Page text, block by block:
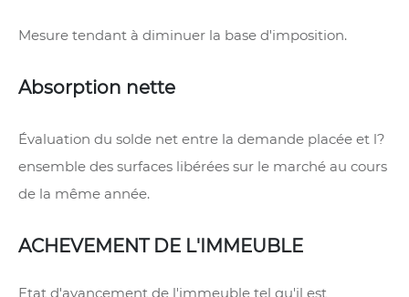
Mesure tendant à diminuer la base d'imposition.
Absorption nette
Évaluation du solde net entre la demande placée et l?
ensemble des surfaces libérées sur le marché au cours
de la même année.
ACHEVEMENT DE L'IMMEUBLE
Etat d'avancement de l'immeuble tel qu'il est